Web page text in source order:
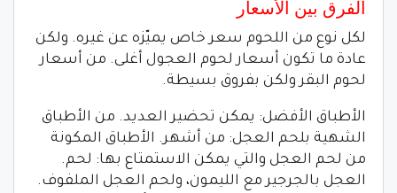
الفرق بين الأسعار
لكل نوع من اللحوم سعر خاص يميّزه عن غيره. ولكن
عادة ما تكون أسعار لحوم العجول أغلى. من أسعار
لحوم البقر ولكن بفروق بسيطة.
الأطباق الأفضل: يمكن تحضير العديد. من الأطباق
الشهية بلحم العجل: من أشهر. الأطباق المكونة
من لحم العجل والتي يمكن الاستمتاع بها: لحم.
العجل بالجرجير مع الليمون، ولحم العجل الملفوف.